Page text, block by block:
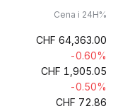
Cena i 24H%
CHF 64,363.00
-0.60%
CHF 1,905.05
-0.50%
CHF 72.86